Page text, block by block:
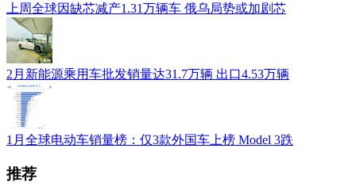
上周全球因缺芯减产1.31万辆车 俄乌局势或加剧芯
2月新能源乘用车批发销量达31.7万辆 出口4.53万辆
1月全球电动车销量榜：仅3款外国车上榜 Model 3跌
推荐